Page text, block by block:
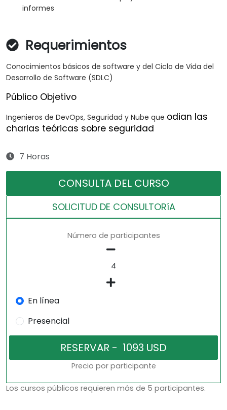
informes
Requerimientos
Conocimientos básicos de software y del Ciclo de Vida del
Desarrollo de Software (SDLC)
Público Objetivo
Ingenieros de DevOps, Seguridad y Nube que odian las
charlas teóricas sobre seguridad
7 Horas
CONSULTA DEL CURSO
SOLICITUD DE CONSULTORíA
Número de participantes
En línea
Presencial
Precio por participante
Los cursos públicos requieren más de 5 participantes.